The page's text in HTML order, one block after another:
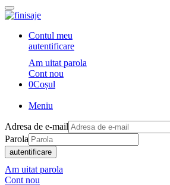
Contul meu
autentificare
Am uitat parola
Cont nou
0Coșul
Meniu
Adresa de e-mail
Parola
autentificare
Am uitat parola
Cont nou